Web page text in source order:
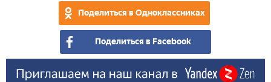
Поделиться в Одноклассниках
Поделиться в Facebook